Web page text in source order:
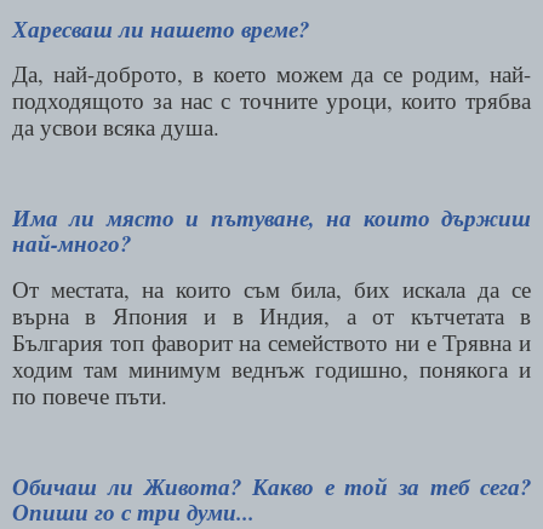
Харесваш ли нашето време?
Да, най-доброто, в което можем да се родим, най-
подходящото за нас с точните уроци, които трябва
да усвои всяка душа.
Има ли място и пътуване, на които държиш
най-много?
От местата, на които съм била, бих искала да се
върна в Япония и в Индия, а от кътчетата в
България топ фаворит на семейството ни е Трявна и
ходим там минимум веднъж годишно, понякога и
по повече пъти.
Обичаш ли Живота? Какво е той за теб сега?
Опиши го с три думи...